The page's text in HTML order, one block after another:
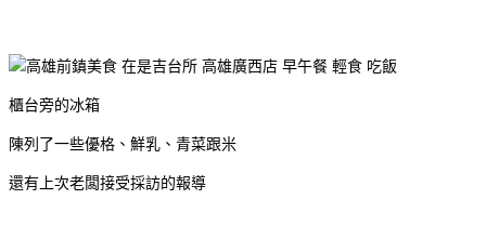
櫃台旁的冰箱
陳列了一些優格、鮮乳、青菜跟米
還有上次老闆接受採訪的報導